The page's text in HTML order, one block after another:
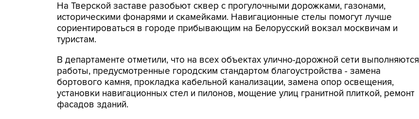
На Тверской заставе разобьют сквер с прогулочными дорожками, газонами,
историческими фонарями и скамейками. Навигационные стелы помогут лучше
сориентироваться в городе прибывающим на Белорусский вокзал москвичам и
туристам.
В департаменте отметили, что на всех объектах улично-дорожной сети выполняются
работы, предусмотренные городским стандартом благоустройства - замена
бортового камня, прокладка кабельной канализации, замена опор освещения,
установки навигационных стел и пилонов, мощение улиц гранитной плиткой, ремонт
фасадов зданий.